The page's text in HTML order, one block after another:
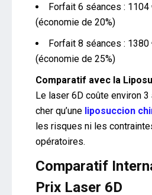
Forfait 6 séances : 1104
(économie de 20%)
Forfait 8 séances : 1380
(économie de 25%)
Comparatif avec la
Le laser 6D coûte environ
cher qu’une liposuccion
les risques ni les
opératoires.
Comparatif
Prix Laser 6D